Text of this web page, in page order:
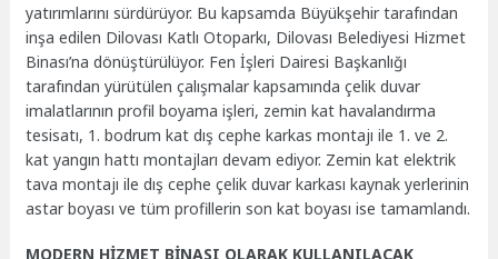
yatırımlarını sürdürüyor. Bu kapsamda Büyükşehir tarafından
inşa edilen Dilovası Katlı Otoparkı, Dilovası Belediyesi Hizmet
Binası’na dönüştürülüyor. Fen İşleri Dairesi Başkanlığı
tarafından yürütülen çalışmalar kapsamında çelik duvar
imalatlarının profil boyama işleri, zemin kat havalandırma
tesisatı, 1. bodrum kat dış cephe karkas montajı ile 1. ve 2.
kat yangın hattı montajları devam ediyor. Zemin kat elektrik
tava montajı ile dış cephe çelik duvar karkası kaynak yerlerinin
astar boyası ve tüm profillerin son kat boyası ise tamamlandı.
MODERN HİZMET BİNASI OLARAK KULLANILACAK